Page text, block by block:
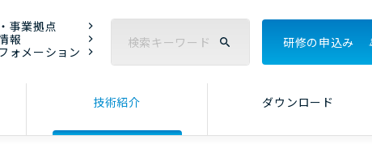
事業拠点
報
ォメーション
研修の申込み
技術紹介 ダウンロード